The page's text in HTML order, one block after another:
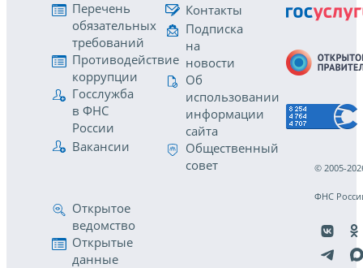
Перечень
обязательных
требований
Противодействие
коррупции
Госслужба
в ФНС
России
Вакансии
Контакты
Подписка
на
новости
Об
использовании
информации
сайта
Общественный
совет
Открытое
ведомство
Открытые
данные
© 2005-
ФНС